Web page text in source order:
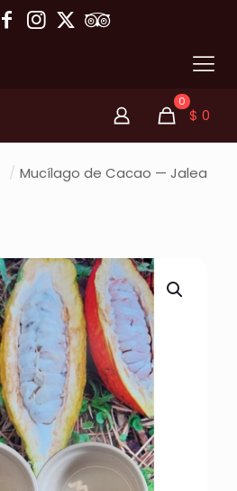
0
$ 0
/ Mucílago de Cacao — Jalea